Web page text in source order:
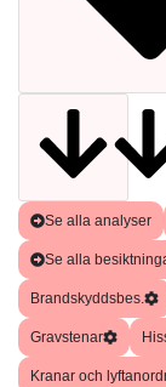
Se alla analyser
Se alla
Brandskyddsbes.
Gravstenar
Kranar och